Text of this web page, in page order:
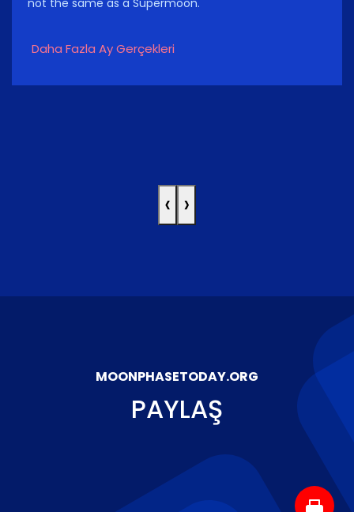
not the same as a Supermoon.
Daha Fazla Ay Gerçekleri
‹ ›
MOONPHASETODAY.ORG
PAYLAŞ